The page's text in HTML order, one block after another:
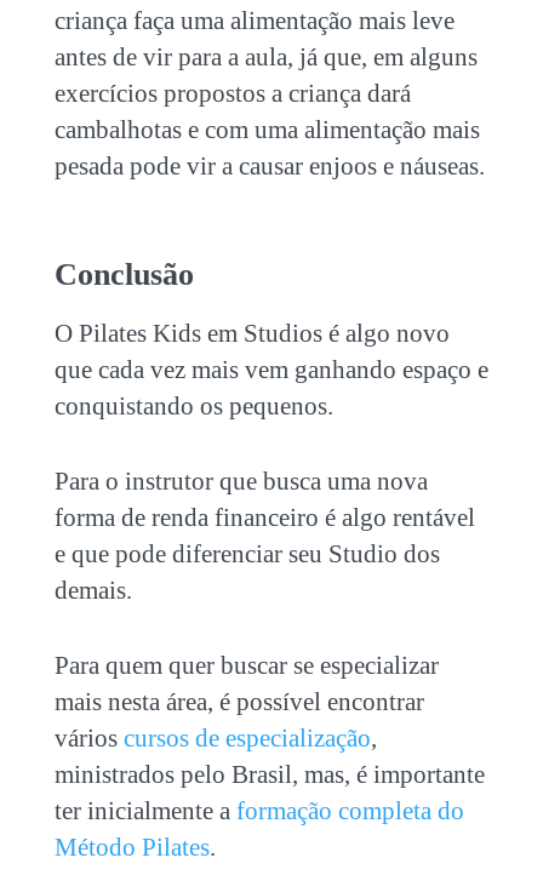
criança faça uma alimentação mais leve
antes de vir para a aula, já que, em alguns
exercícios propostos a criança dará
cambalhotas e com uma alimentação mais
pesada pode vir a causar enjoos e náuseas.
Conclusão
O Pilates Kids em Studiosé algo novo
que cada vez mais vem ganhando espaço e
conquistando os pequenos.
Para o instrutor que busca uma nova
forma de renda financeiro é algo rentável
e que pode diferenciar seu Studio dos
demais.
Para quem quer buscar se especializar
mais nesta área, é possível encontrar
vários cursos de especialização,
ministrados pelo Brasil, mas, é importante
ter inicialmente a formação completa do
Método Pilates.